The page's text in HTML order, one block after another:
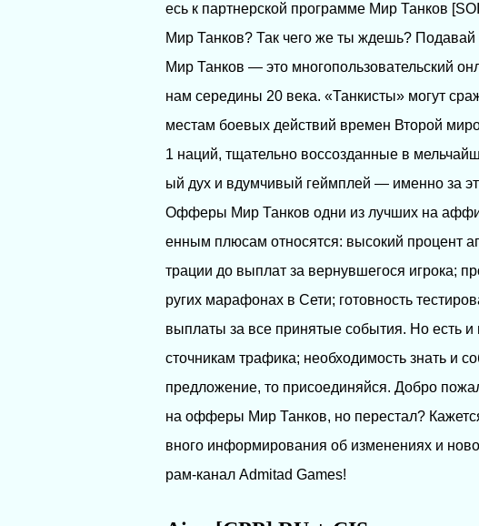
есь к партнерской программе Мир Танков
Мир Танков? Так чего же ты ждешь? Подавай
Мир Танков — это многопользовательский
нам середины 20 века. «Танкисты» могут
местам боевых действий времен Второй
1 наций, тщательно воссозданные в
ый дух и вдумчивый геймплей — именно за
Офферы Мир Танков одни из лучших на
енным плюсам относятся: высокий процент
трации до выплат за вернувшегося игрока;
ругих марафонах в Сети; готовность
выплаты за все принятые события. Но есть
сточникам трафика; необходимость знать и
предложение, то присоединяйся. Добро
на офферы Мир Танков, но перестал?
вного информирования об изменениях и
рам-канал Admitad Games!